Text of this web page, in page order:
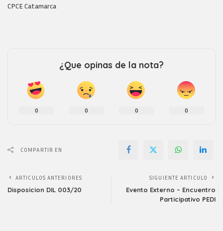
CPCE Catamarca
¿Que opinas de la nota?
0 0 0 0
COMPARTIR EN
ARTICULOS ANTERIORES
Disposicion DIL 003/20
SIGUIENTE ARTICULO
Evento Externo – Encuentro
Participativo PEDI